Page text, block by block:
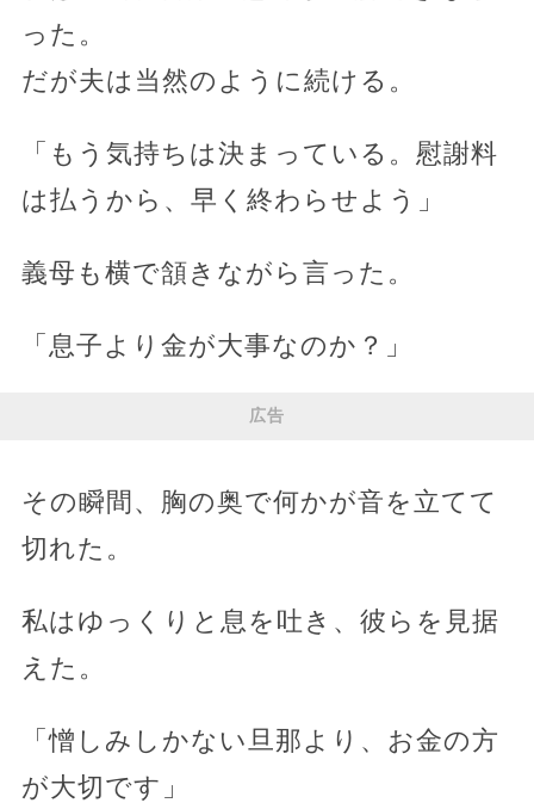
った。
だが夫は当然のように続ける。
「もう気持ちは決まっている。慰謝料
は払うから、早く終わらせよう」
義母も横で頷きながら言った。
「息子より金が大事なのか？」
広告
その瞬間、胸の奥で何かが音を立てて
切れた。
私はゆっくりと息を吐き、彼らを見据
えた。
「憎しみしかない旦那より、お金の方
が大切です」